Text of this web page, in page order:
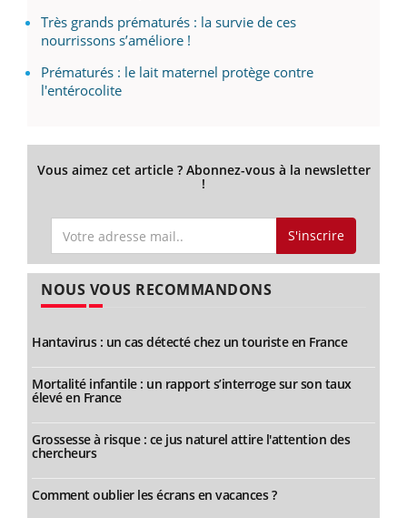
Très grands prématurés : la survie de ces
nourrissons s’améliore !
Prématurés : le lait maternel protège contre
l'entérocolite
Vous aimez cet article ? Abonnez-vous à la newsletter
!
S'inscrire
NOUS VOUS RECOMMANDONS
Hantavirus : un cas détecté chez un touriste en France
Mortalité infantile : un rapport s’interroge sur son taux
élevé en France
Grossesse à risque : ce jus naturel attire l'attention des
chercheurs
Comment oublier les écrans en vacances ?